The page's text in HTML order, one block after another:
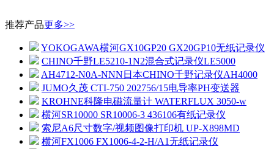
推荐产品更多>>
YOKOGAWA横河GX10GP20 GX20GP10无纸记录仪
CHINO千野LE5210-1N2混合式记录仪LE5000
AH4712-N0A-NNN日本CHINO千野记录仪AH4000
JUMO久茂 CTI-750 202756/15电导率PH变送器
KROHNE科隆电磁流量计 WATERFLUX 3050-w
横河SR10000 SR10006-3 436106有纸记录仪
索尼A6尺寸数字/视频图像打印机 UP-X898MD
横河FX1006 FX1006-4-2-H/A1无纸记录仪